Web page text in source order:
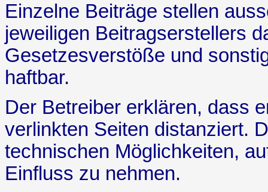
Einzelne Beiträge stellen
jeweiligen Beitragserstellers
Gesetzesverstöße und
haftbar.
Der Betreiber erklären, dass
verlinkten Seiten distanziert.
technischen Möglichkeiten,
Einfluss zu nehmen.